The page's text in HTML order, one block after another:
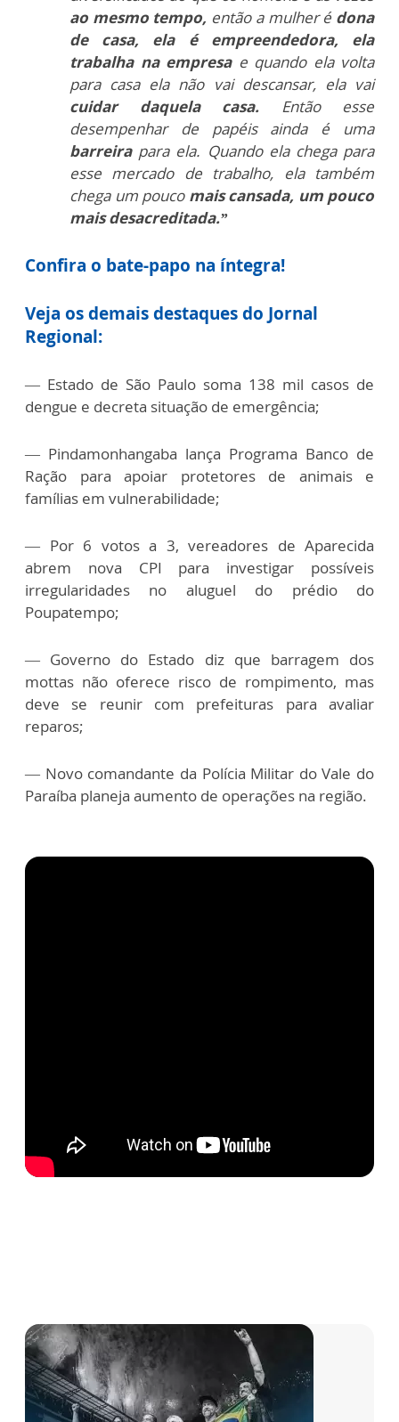
ao mesmo tempo, então a mulher é dona
de casa, ela é empreendedora, ela
trabalha na empresae quando ela volta
para casa ela não vai descansar, ela vai
cuidar daquela casa. Então esse
desempenhar de papéis ainda é uma
barreirapara ela. Quando ela chega para
esse mercado de trabalho, ela também
chega um pouco mais cansada, um pouco
mais desacreditada.”
Confira o bate-papo na íntegra!
Veja os demais destaques do Jornal
Regional:
— Estado de São Paulo soma 138 mil casos de
dengue e decreta situação de emergência;
— Pindamonhangaba lança Programa Banco de
Ração para apoiar protetores de animais e
famílias em vulnerabilidade;
— Por 6 votos a 3, vereadores de Aparecida
abrem nova CPI para investigar possíveis
irregularidades no aluguel do prédio do
Poupatempo;
— Governo do Estado diz que barragem dos
mottas não oferece risco de rompimento, mas
deve se reunir com prefeituras para avaliar
reparos;
— Novo comandante da Polícia Militar do Vale do
Paraíba planeja aumento de operações na região.